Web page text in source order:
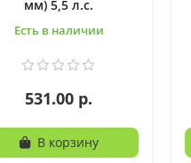
мм) 5,5 л.с.
Есть в наличии
531.00 р.
В корзину